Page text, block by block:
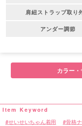
肩紐ストラップ取り
アンダー調節
カラー
せいせいちゃん着用 骨格